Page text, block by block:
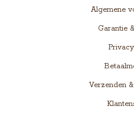
Algemene
Garantie
Verzenden